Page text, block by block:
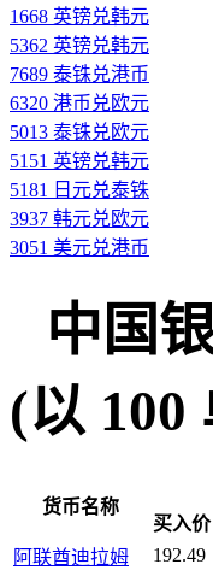
1668 英镑兑韩元
5362 英镑兑韩元
7689 泰铢兑港币
6320 港币兑欧元
5013 泰铢兑欧元
5151 英镑兑韩元
5181 日元兑泰铢
3937 韩元兑欧元
3051 美元兑港币
中国
(以 100
货币名称
买入价
阿联酋迪拉姆
192.49